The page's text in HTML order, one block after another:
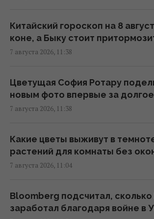
Конкурент для iPhone 17e:
"народный" смартфон Samsung
во всех цветах
Более трети поляков
реакцией властей на инцидент с
11:39 пятница, 07 августа 2026
Российская элита боится ФСБ,
Bloomberg
11:26 пятница, 07 августа 2026
Китайский гороскоп на 8
коне, а Быку стоит
7 августа 2026, 11:38
Цветущая София Ротару
новым фото впервые за
7 августа 2026, 11:38
Какие цветы выживут в
растений для комнаты без
7 августа 2026, 11:04
Bloomberg подсчитал,
заработал благодаря войне в